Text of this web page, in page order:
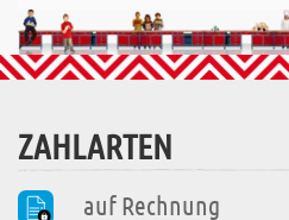
ZAHLARTEN
auf Rechnung